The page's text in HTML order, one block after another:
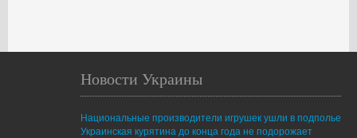
Новости Украины
Национальные производители игрушек ушли в подполье
Украинская курятина до конца года не подорожает